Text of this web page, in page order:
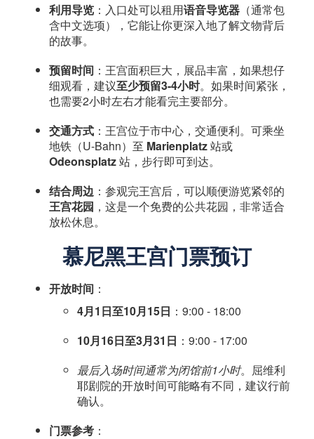
利用导览 ：入口处可以租用语音导览器 （通常包
含中文选项），它能让你更深入地了解文物背后
的故事。
预留时间 ：王宫面积巨大，展品丰富，如果想仔
细观看，建议至少预留3-4小时。如果时间紧张，
也需要2小时左右才能看完主要部分。
交通方式 ：王宫位于市中心，交通便利。可乘坐
地铁（U-Bahn）至 Marienplatz​ 站或
Odeonsplatz​ 站，步行即可到达。
结合周边 ：参观完王宫后，可以顺便游览紧邻的
王宫花园 ，这是一个免费的公共花园，非常适合
放松休息。
慕尼黑王宫门票预订
开放时间 ：
4月1日至10月15日 ：9:00 - 18:00
10月16日至3月31日 ：9:00 - 17:00
最后入场时间通常为闭馆前1小时。屈维利
耶剧院的开放时间可能略有不同，建议行前
确认。
门票参考 ：